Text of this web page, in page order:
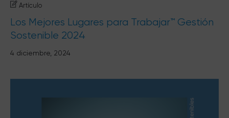
Artículo
Los Mejores Lugares para Trabajar™ Gestión
Sostenible 2024
4 diciembre, 2024